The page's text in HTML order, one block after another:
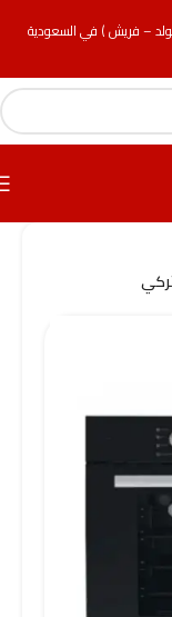
– فريش ) في السعودية